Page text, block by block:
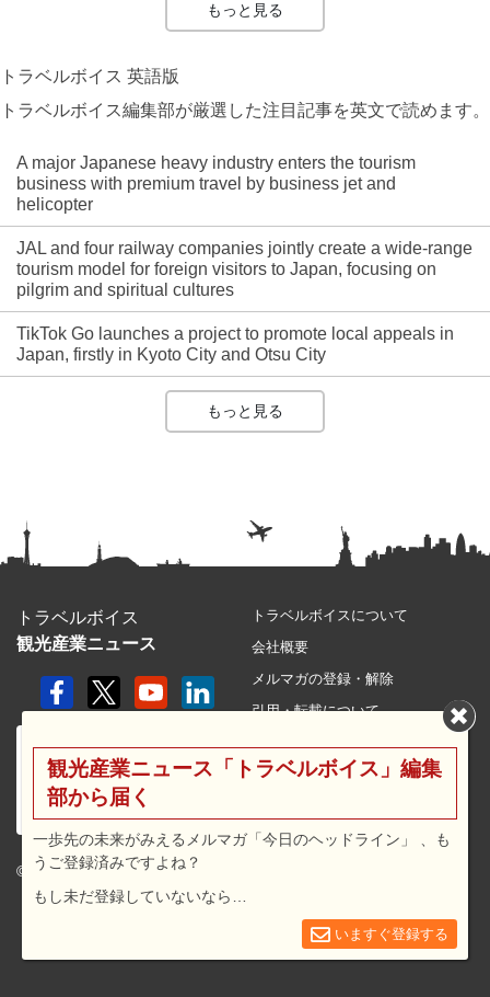
もっと見る
トラベルボイス 英語版
トラベルボイス編集部が厳選した注目記事を英文で読めます。
A major Japanese heavy industry enters the tourism
business with premium travel by business jet and
helicopter
JAL and four railway companies jointly create a wide-range
tourism model for foreign visitors to Japan, focusing on
pilgrim and spiritual cultures
TikTok Go launches a project to promote local appeals in
Japan, firstly in Kyoto City and Otsu City
もっと見る
トラベルボイス
観光産業ニュース
© 2026 travel voice.
トラベルボイスについて
会社概要
メルマガの登録・解除
引用・転載について
利用規約
広告メニュー・料金
観光産業ニュース「トラベルボイス」編集
部から届く
一歩先の未来がみえるメルマガ「今日のヘッドライン」 、も
うご登録済みですよね？
もし未だ登録していないなら…
いますぐ登録する